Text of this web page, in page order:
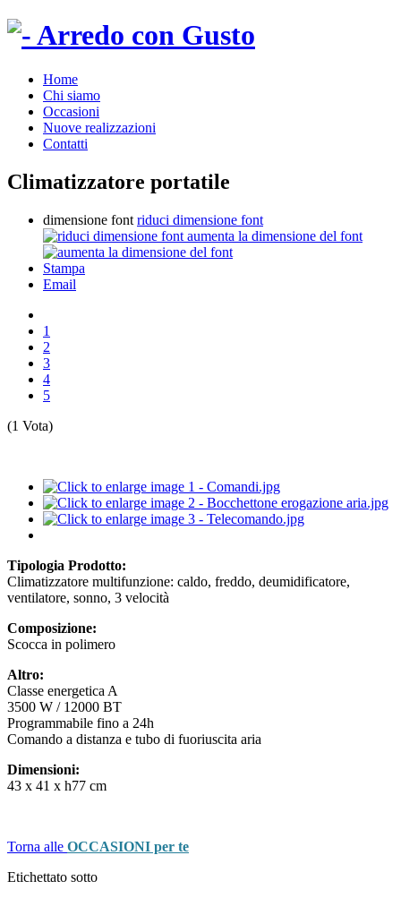
Home
Chi siamo
Occasioni
Nuove realizzazioni
Contatti
Climatizzatore portatile
dimensione font riduci dimensione font
aumenta la dimensione del font
Stampa
Email
1
2
3
4
5
(1 Vota)
Tipologia Prodotto:
Climatizzatore multifunzione: caldo, freddo, deumidificatore,
ventilatore, sonno, 3 velocità
Composizione:
Scocca in polimero
Altro:
Classe energetica A
3500 W / 12000 BT
Programmabile fino a 24h
Comando a distanza e tubo di fuoriuscita aria
Dimensioni:
43 x 41 x h77 cm
Torna alle OCCASIONI per te
Etichettato sotto